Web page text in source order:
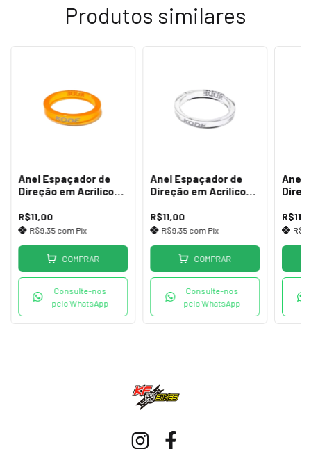
Produtos similares
Anel Espaçador de
Direção em Acrílico
R$11,00
R$9,35 com Pix
COMPRAR
Consulte-nos
pelo WhatsApp
Anel Espaçador de
Direção em Acrílico
R$11,00
R$9,35 com Pix
COMPRAR
Consulte-nos
pelo WhatsApp
Anel